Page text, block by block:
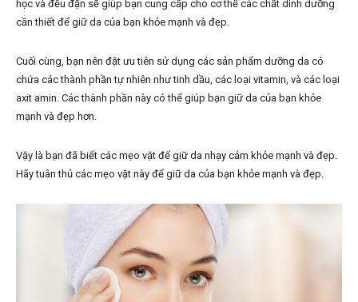
học và đều đặn sẽ giúp bạn cung cấp cho cơ thể các chất dinh dưỡng
cần thiết để giữ da của bạn khỏe mạnh và đẹp.
Cuối cùng, bạn nên đặt ưu tiên sử dụng các sản phẩm dưỡng da có
chứa các thành phần tự nhiên như tinh dầu, các loại vitamin, và các loại
axit amin. Các thành phần này có thể giúp bạn giữ da của bạn khỏe
mạnh và đẹp hơn.
Vậy là bạn đã biết các mẹo vặt để giữ da nhạy cảm khỏe mạnh và đẹp.
Hãy tuân thủ các mẹo vặt này để giữ da của bạn khỏe mạnh và đẹp.